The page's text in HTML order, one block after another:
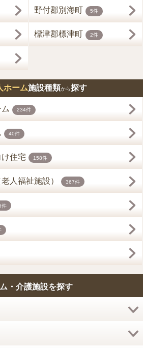
野付郡別海町 5件
標津郡標津町 2件
ホーム施設種類から探す
234件
40件
住宅 158件
人福祉施設） 367件
件
・介護施設を探す